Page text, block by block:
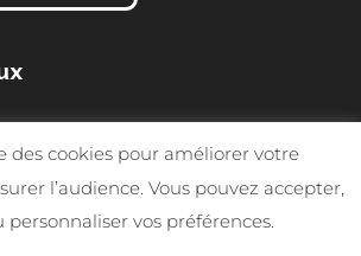
des cookies pour améliorer votre
l’audience. Vous pouvez accepter,
personnaliser vos préférences.